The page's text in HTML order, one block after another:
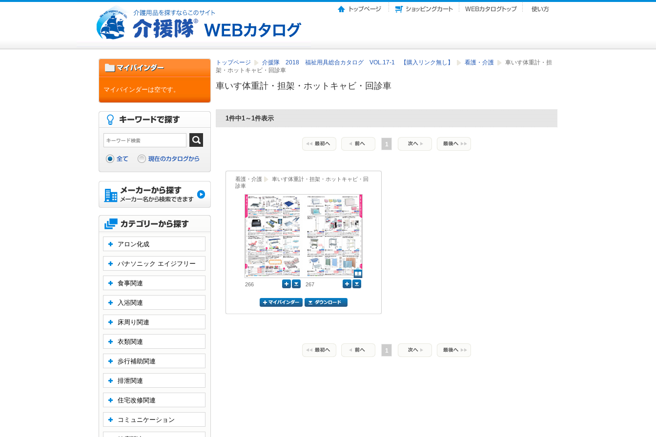
トップページ 介援隊 2018 福祉用具総合カタログ VOL.17-1 【購入リンク無し】 看護・介護
車いす体重計・担
架・ホットキャビ・回診車
車いす体重計・担架・ホットキャビ・回診車
1件中1～1件表示
1
看護・介護
車いす体重計・担架・ホットキャビ・回
診車
266 267
1
マイバインダーは空です。
アロン化成
パナソニック エイジフリー
食事関連
入浴関連
床周り関連
衣類関連
歩行補助関連
排泄関連
住宅改修関連
コミュニケーション